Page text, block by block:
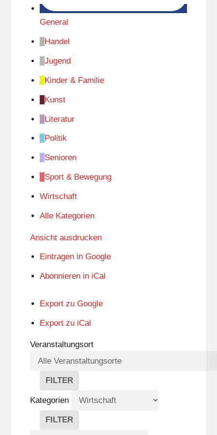
General
Handel
Jugend
Kinder & Familie
Kunst
Literatur
Politik
Senioren
Sport & Bewegung
Wirtschaft
Alle Kategorien
Ansicht ausdrucken
Eintragen in Google
Abonnieren in iCal
Export zu Google
Export zu iCal
Veranstaltungsort
FILTER
V
E
R
A
Kategorien
FILTER